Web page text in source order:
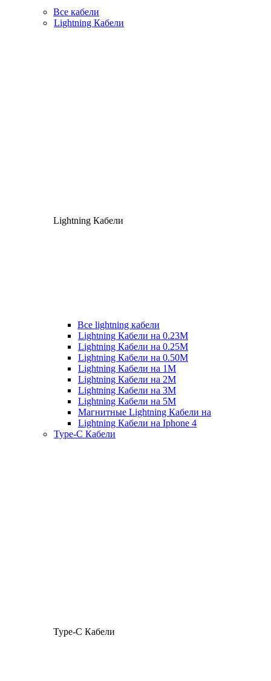
Все кабели
Lightning Кабели
Lightning Кабели
Все lightning кабели
Lightning Кабели на 0.23М
Lightning Кабели на 0.25М
Lightning Кабели на 0.50М
Lightning Кабели на 1М
Lightning Кабели на 2М
Lightning Кабели на 3М
Lightning Кабели на 5М
Магнитные Lightning Кабели на
Lightning Кабели на Iphone 4
Type-C Кабели
Type-C Кабели